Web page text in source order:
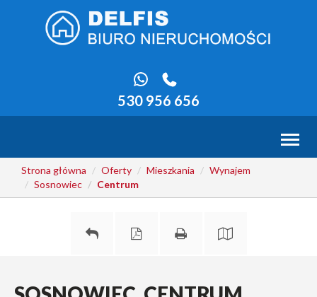
530 956 656
Strona główna
Oferty Mieszkania
Wynajem
Sosnowiec
Centrum